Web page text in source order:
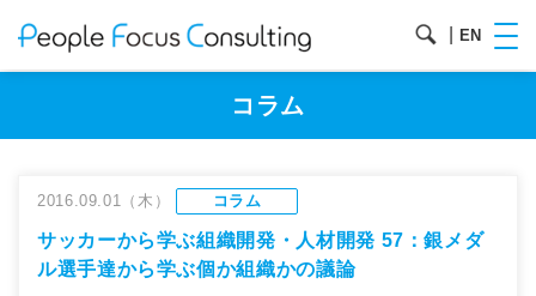
EN
コラム
2016.09.01（木） コラム
サッカーから学ぶ組織開発・人材開発 57：銀メダ
ル選手達から学ぶ個か組織かの議論